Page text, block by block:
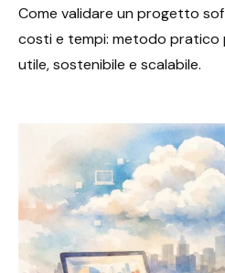
Come validare un progetto
costi e tempi: metodo pratico
utile, sostenibile e scalabile.